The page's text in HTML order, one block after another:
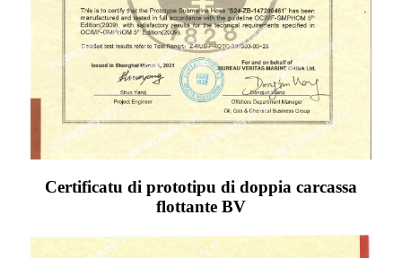
Certificatu di prototipu di doppia carcassa
flottante BV